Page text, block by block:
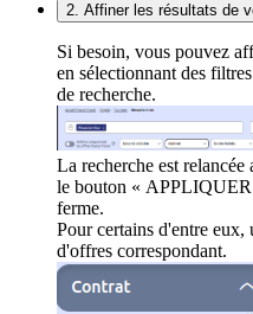
2. Affiner les résultats de
Si besoin, vous pouvez
en sélectionnant des
de recherche.
La recherche est
le bouton «
ferme.
Pour certains d'entre
d'offres correspondant.